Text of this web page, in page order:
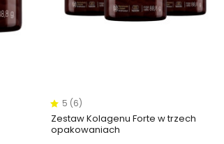
5 (6)
Zestaw Kolagenu Forte w trzech
opakowaniach